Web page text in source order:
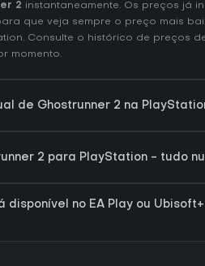
2 instantaneamente. Os preços já
que veja sempre o preço mais
. Consulte o histórico de preços
momento.
de Ghostrunner 2 na
2 para PlayStation - tudo
disponível no EA Play ou